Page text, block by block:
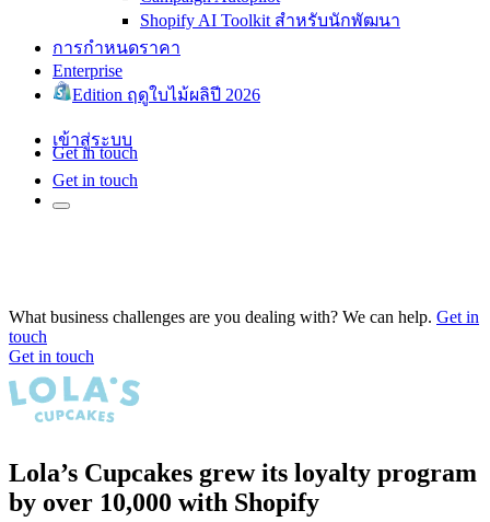
Shopify AI Toolkit สำหรับนักพัฒนา
การกำหนดราคา
Enterprise
Edition ฤดูใบไม้ผลิปี 2026
เข้าสู่ระบบ
Get in touch
Get in touch
What business challenges are you dealing with? We can help. Get in
touch
Get in touch
Lola’s Cupcakes grew its loyalty program
by over 10,000 with Shopify